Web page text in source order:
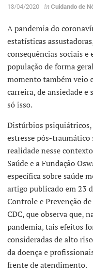
13/04/2020 in Cuidando de
A pandemia do
estatísticas
consequências sociais e
população de forma
momento também veio
carreira, de ansiedade e
só isso.
Distúrbios
estresse pós-traumático
realidade nesse
Saúde e a Fundação
específica sobre saúde
artigo publicado em 23
Controle e Prevenção
CDC, que observa que,
pandemia, tais efeitos
consideradas de alto
da doença e
frente de atendimento.